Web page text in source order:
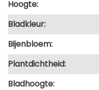
Hoogte
Bladkleur
Bijenbloem
Plantdichtheid
Bladhoogte